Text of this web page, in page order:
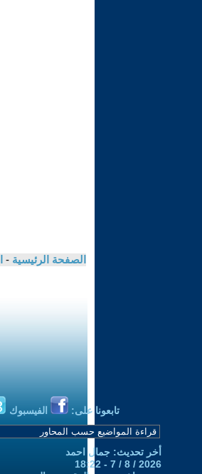
الصفحة الرئيسية -
تابعونا على: الفيسبوك
أخر تحديث: جمال احمد
2026 / 8 / 7 - 18:22